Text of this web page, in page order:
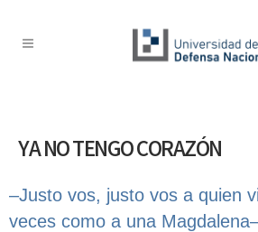
YA NO TENGO CORAZÓN
–Justo vos, justo vos a quien
veces como a una